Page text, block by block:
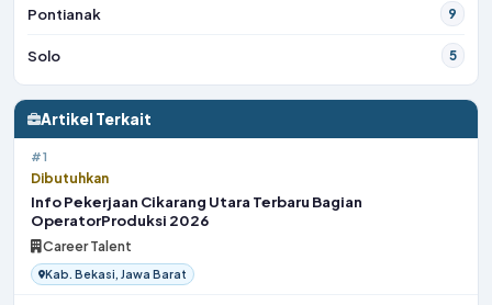
Pontianak 9
Solo 5
Artikel Terkait
#1
Dibutuhkan
Info Pekerjaan Cikarang Utara Terbaru Bagian
OperatorProduksi 2026
Career Talent
Kab. Bekasi, Jawa Barat